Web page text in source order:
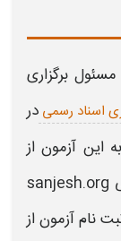
برگزاری
اسناد رسمی در
این آزمون از
sanjesh.org
نام آزموناز